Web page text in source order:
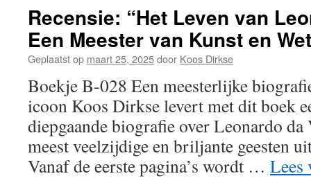
Recensie: “Het Leven van
Een Meester van Kunst en
Geplaatst op maart 25, 2025door Koos Dirkse
Boekje B-028 Een meesterlijke
icoon Koos Dirkse levert met dit boek
diepgaande biografie over Leonardo da
meest veelzijdige en briljante geesten
Vanaf de eerste pagina’s wordt … Lees